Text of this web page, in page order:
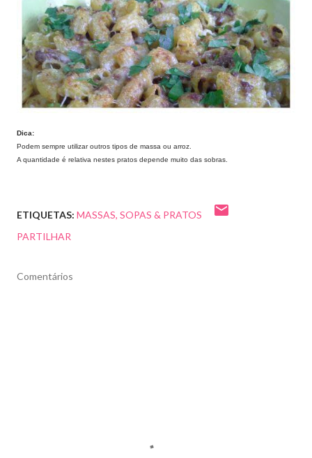
Dica:
Podem sempre utilizar outros tipos de massa ou arroz.
A quantidade é relativa nestes pratos depende muito das sobras.
ETIQUETAS: MASSAS SOPAS & PRATOS
PARTILHAR
Comentários